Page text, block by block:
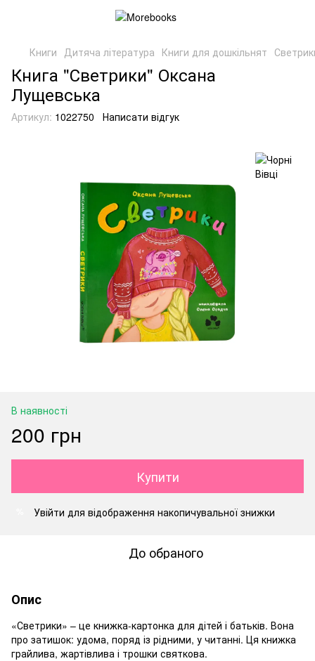
Книги Дитяча література Книги для дошкільнят
Книга "Светрики" Оксана
Лущевська
Артикул: 1022750 Написати відгук
В наявності
200 грн
Купити
Увійти для відображення накопичувальної знижки
До обраного
Опис
«Светрики» – це книжка-картонка для дітей і батьків. Вона
про затишок: удома, поряд із рідними, у читанні. Ця книжка
грайлива, жартівлива і трошки святкова.